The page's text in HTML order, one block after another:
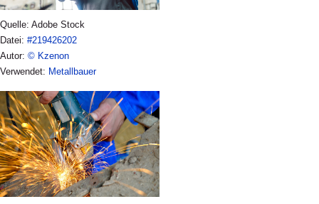
Quelle: Adobe Stock
Datei: #219426202
Autor: © Kzenon
Verwendet: Metallbauer